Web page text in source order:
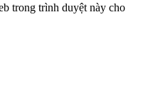
trong trình duyệt này cho